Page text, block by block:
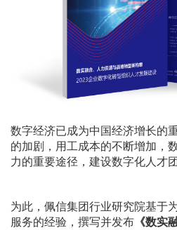
数字经济已成为中国经济增长的
的加剧，用工成本的不断增加，
力的重要途径，建设数字化人才
为此，佩信集团行业研究院基于
服务的经验，撰写并发布 《数实